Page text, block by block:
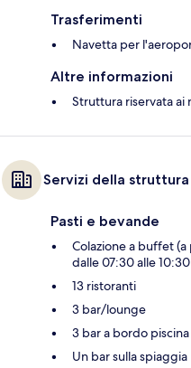
Trasferimenti
Navetta per
Altre informazioni
Struttura riservata ai
Servizi della struttura
Pasti e bevande
Colazione a buffet
dalle 07:30 alle 10:30
13 ristoranti
3 bar/lounge
3 bar a bordo piscina
Un bar sulla spiaggia